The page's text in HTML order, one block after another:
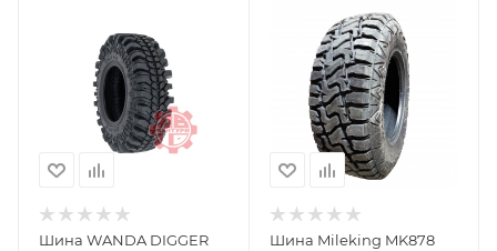
Шина WANDA DIGGER
Шина Mileking MK878